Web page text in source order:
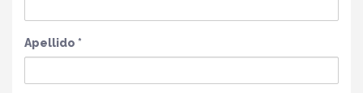
Apellido *